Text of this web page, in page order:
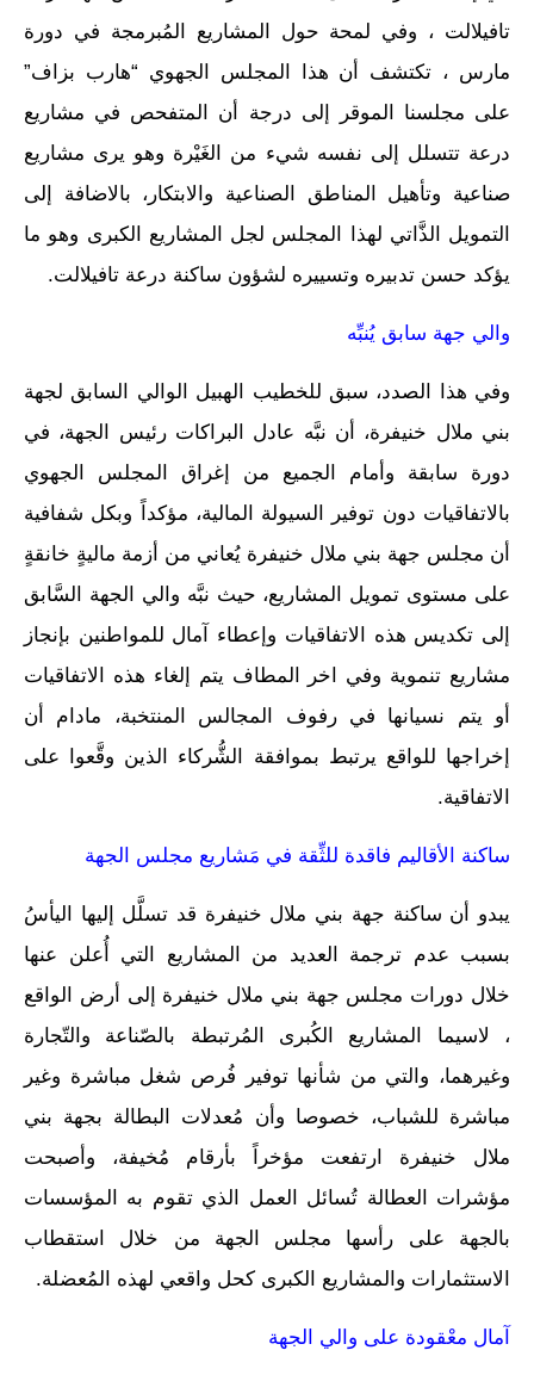
تافيلالت ، وفي لمحة حول المشاريع المُبرمجة في دورة
مارس ، تكتشف أن هذا المجلس الجهوي “هارب بزاف”
على مجلسنا الموقر إلى درجة أن المتفحص في مشاريع
درعة تتسلل إلى نفسه شيء من الغَيْرة وهو يرى مشاريع
صناعية وتأهيل المناطق الصناعية والابتكار، بالاضافة إلى
التمويل الذَّاتي لهذا المجلس لجل المشاريع الكبرى وهو ما
يؤكد حسن تدبيره وتسييره لشؤون ساكنة درعة تافيلالت.
والي جهة سابق يُنبِّه
وفي هذا الصدد، سبق للخطيب الهبيل الوالي السابق لجهة
بني ملال خنيفرة، أن نبَّه عادل البراكات رئيس الجهة، في
دورة سابقة وأمام الجميع من إغراق المجلس الجهوي
بالاتفاقيات دون توفير السيولة المالية، مؤكداً وبكل شفافية
أن مجلس جهة بني ملال خنيفرة يُعاني من أزمة ماليةٍ خانقةٍ
على مستوى تمويل المشاريع، حيث نبَّه والي الجهة السَّابق
إلى تكديس هذه الاتفاقيات وإعطاء آمال للمواطنين بإنجاز
مشاريع تنموية وفي اخر المطاف يتم إلغاء هذه الاتفاقيات
أو يتم نسيانها في رفوف المجالس المنتخبة، مادام أن
إخراجها للواقع يرتبط بموافقة الشُّركاء الذين وقَّعوا على
الاتفاقية.
ساكنة الأقاليم فاقدة للثِّقة في مَشاريع مجلس الجهة
يبدو أن ساكنة جهة بني ملال خنيفرة قد تسلَّل إليها اليأسُ
بسبب عدم ترجمة العديد من المشاريع التي أُعلن عنها
خلال دورات مجلس جهة بني ملال خنيفرة إلى أرض الواقع
، لاسيما المشاريع الكُبرى المُرتبطة بالصّناعة والتّجارة
وغيرهما، والتي من شأنها توفير فُرص شغل مباشرة وغير
مباشرة للشباب، خصوصا وأن مُعدلات البطالة بجهة بني
ملال خنيفرة ارتفعت مؤخراً بأرقام مُخيفة، وأصبحت
مؤشرات العطالة تُسائل العمل الذي تقوم به المؤسسات
بالجهة على رأسها مجلس الجهة من خلال استقطاب
الاستثمارات والمشاريع الكبرى كحل واقعي لهذه المُعضلة.
آمال معْقودة على والي الجهة